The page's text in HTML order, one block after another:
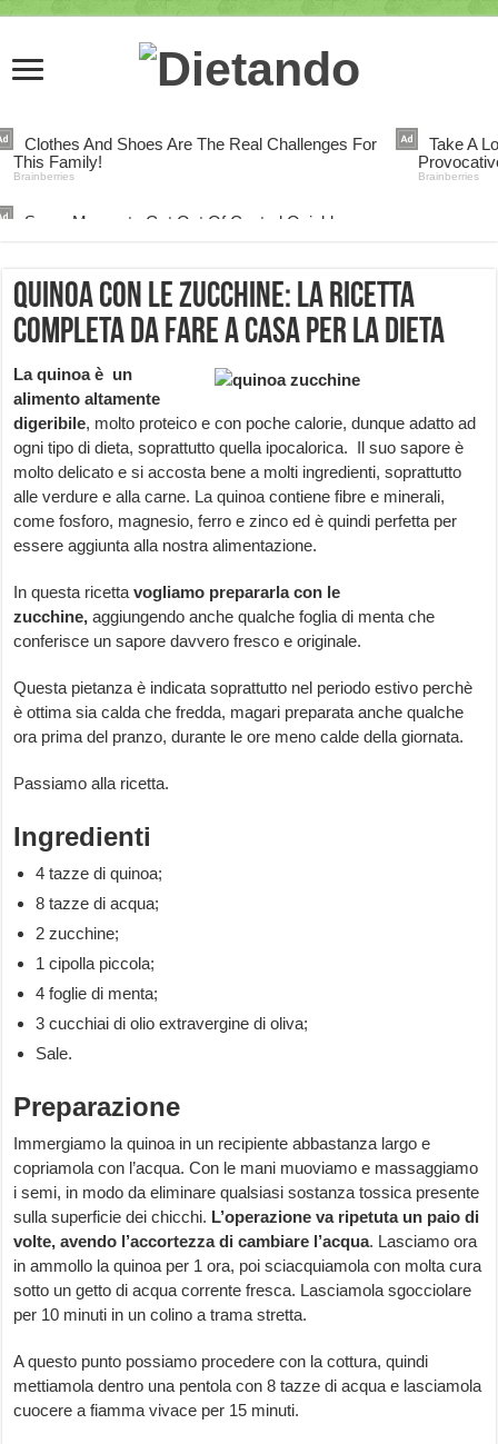
Quinoa con le zucchine: la ricetta
completa da fare a casa per la dieta
La quinoa è un
alimento altamente
digeribile, molto proteico e con poche calorie, dunque adatto ad
ogni tipo di dieta, soprattutto quella ipocalorica. Il suo sapore è
molto delicato e si accosta bene a molti ingredienti, soprattutto
alle verdure e alla carne. La quinoa contiene fibre e minerali,
come fosforo, magnesio, ferro e zinco ed è quindi perfetta per
essere aggiunta alla nostra alimentazione.
In questa ricetta vogliamo prepararla con le
zucchine,aggiungendo anche qualche foglia di menta che
conferisce un sapore davvero fresco e originale.
Questa pietanza è indicata soprattutto nel periodo estivo perchè
è ottima sia calda che fredda, magari preparata anche qualche
ora prima del pranzo, durante le ore meno calde della giornata.
Passiamo alla ricetta.
Ingredienti
4 tazze di quinoa;
8 tazze di acqua;
2 zucchine;
1 cipolla piccola;
4 foglie di menta;
3 cucchiai di olio extravergine di oliva;
Sale.
Preparazione
Immergiamo la quinoa in un recipiente abbastanza largo e
copriamola con l’acqua. Con le mani muoviamo e massaggiamo
i semi, in modo da eliminare qualsiasi sostanza tossica presente
sulla superficie dei chicchi. L’operazione va ripetuta un paio di
volte, avendo l’accortezza di cambiare l’acqua. Lasciamo ora
in ammollo la quinoa per 1 ora, poi sciacquiamola con molta cura
sotto un getto di acqua corrente fresca. Lasciamola sgocciolare
per 10 minuti in un colino a trama stretta.
A questo punto possiamo procedere con la cottura, quindi
mettiamola dentro una pentola con 8 tazze di acqua e lasciamola
cuocere a fiamma vivace per 15 minuti.